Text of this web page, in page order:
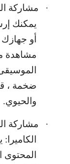
· مشاركة
يمكنك
أو
مشاهدة
ضخمة ،
والحيوي.
·
مشاركة
المحتوى